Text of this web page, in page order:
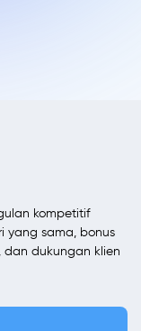
kompetitif
yang sama, bonus
dukungan klien